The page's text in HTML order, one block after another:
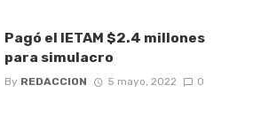
Pagó el IETAM $2.4 millones
para simulacro
By REDACCION 5 mayo, 2022 0